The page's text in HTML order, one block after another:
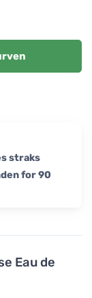
Eau de
straks
for 90